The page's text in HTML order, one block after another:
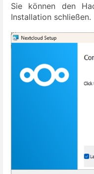
Sie können den
Installation schließen.